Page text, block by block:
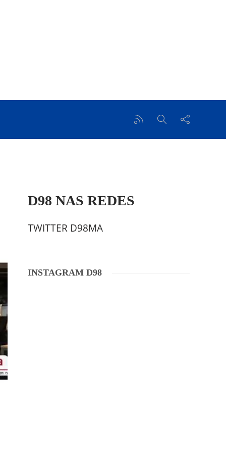
D98 NAS REDES
TWITTER D98MA
INSTAGRAM D98